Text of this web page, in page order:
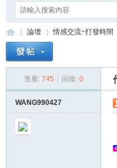
論壇
›
情感交流~打發時間
›
查看: 745 回復: 0
WANG990427